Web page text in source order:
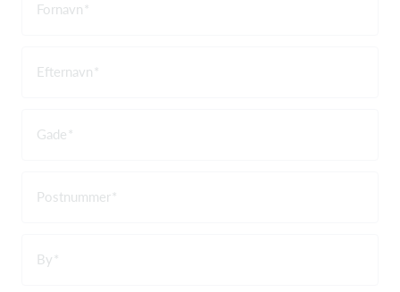
Fornavn
Efternavn
Gade
Postnummer
By